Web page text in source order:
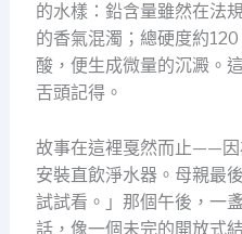
的水樣：鉛含量雖然在法
的香氣混濁；總硬度約
酸，便生成微量的沉澱。
舌頭記得。
故事在這裡戛然而止——因
安裝直飲淨水器。母親最
試試看。」那個午後，一
話，像一個未完的開放式